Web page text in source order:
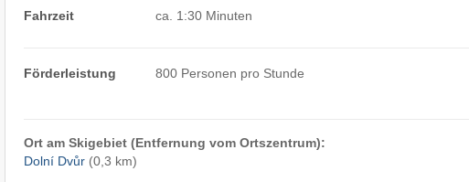
Fahrzeit ca. 1:30 Minuten
Förderleistung 800 Personen pro Stunde
Ort am Skigebiet (Entfernung vom Ortszentrum):
Dolní Dvůr(0,3 km)